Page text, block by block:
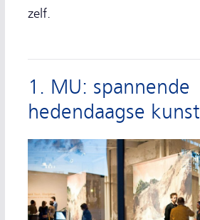
zelf.
1. MU: spannende
hedendaagse kunst